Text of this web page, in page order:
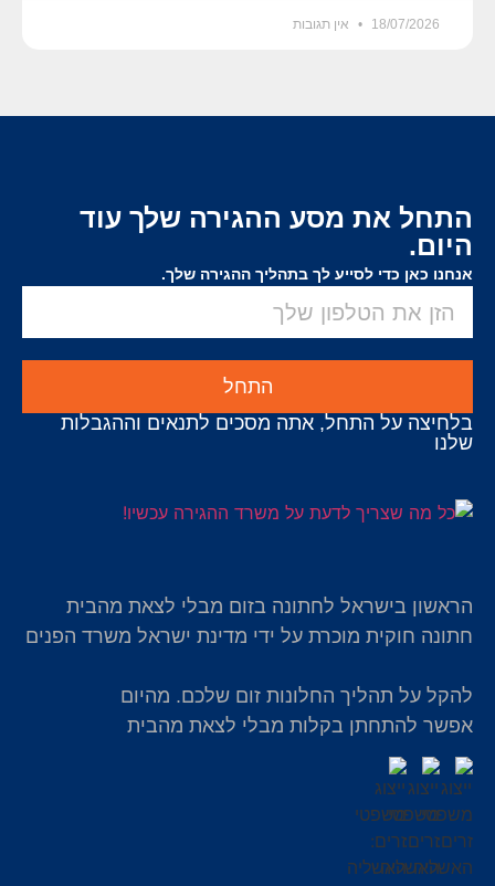
18/07/2026 אין תגובות
התחל את מסע ההגירה שלך עוד
היום.
אנחנו כאן כדי לסייע לך בתהליך ההגירה שלך.
התחל
בלחיצה על התחל, אתה מסכים לתנאים וההגבלות
שלנו
הראשון בישראל לחתונה בזום מבלי לצאת מהבית
חתונה חוקית מוכרת על ידי מדינת ישראל משרד הפנים
להקל על תהליך החלונות זום שלכם. מהיום
אפשר להתחתן בקלות מבלי לצאת מהבית